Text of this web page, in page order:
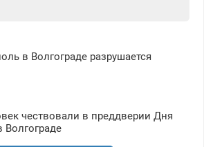
в Волгограде разрушается
чествовали в преддверии Дня
Волгограде